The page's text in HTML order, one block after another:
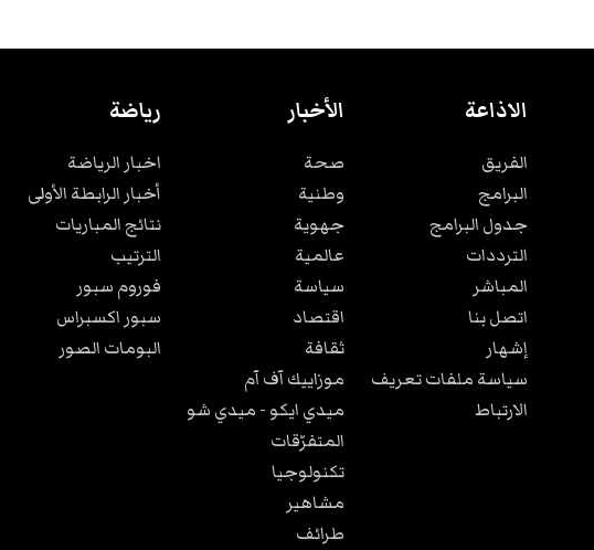
الاذاعة
الفريق
البرامج
جدول البرامج
الترددات
المباشر
اتصل بنا
إشهار
سياسة ملفات تعريف
الارتباط
الأخبار
صحة
وطنية
جهوية
عالمية
سياسة
اقتصاد
ثقافة
موزاييك آف آم
ميدي ايكو - ميدي شو
المتفرّقات
تكنولوجيا
مشاهير
طرائف
رياضة
اخبار الرياضة
أخبار الرابطة الأولى
نتائج المباريات
الترتيب
فوروم سبور
سبور اكسبراس
البومات الصور